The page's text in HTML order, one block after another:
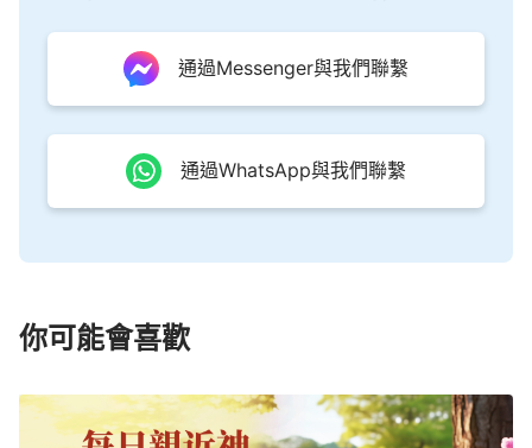
通過Messenger與我們聯繫
通過WhatsApp與我們聯繫
你可能會喜歡